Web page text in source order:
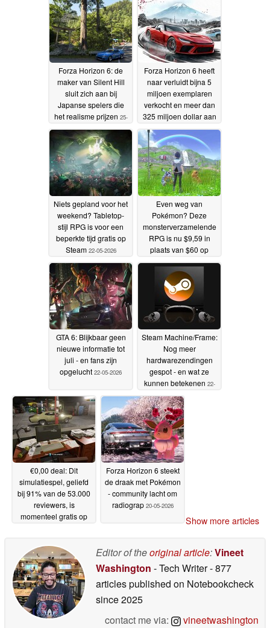
05-2026
Forza Horizon 6: de
maker van Silent Hill
sluit zich aan bij
Japanse spelers die
het realisme prijzen 25-
05-2026
Forza Horizon 6 heeft
naar verluidt bijna 5
miljoen exemplaren
verkocht en meer dan
325 miljoen dollar aan
inkomsten
gegenereerd22-05-2026
Niets gepland voor het
weekend? Tabletop-
stijl RPG is voor een
beperkte tijd gratis op
Steam 22-05-2026
Even weg van
Pokémon? Deze
monsterverzamelende
RPG is nu $9,59 in
plaats van $60 op
Steam22-05-2026
GTA 6: Blijkbaar geen
nieuwe informatie tot
juli - en fans zijn
opgelucht 22-05-2026
Steam Machine/Frame:
Nog meer
hardwarezendingen
gespot - en wat ze
kunnen betekenen 22-
05-2026
€0,00 deal: Dit
simulatiespel, geliefd
bij 91% van de 53.000
reviewers, is
momenteel gratis op
Forza Horizon 6 steekt
de draak met Pokémon
- community lacht om
radiograp 20-05-2026
Show more articles
Editor of theoriginal article:Vineet
Washington - Tech Writer- 877
articles published on Notebookcheck
since 2025
contact me via:
vineetwashington